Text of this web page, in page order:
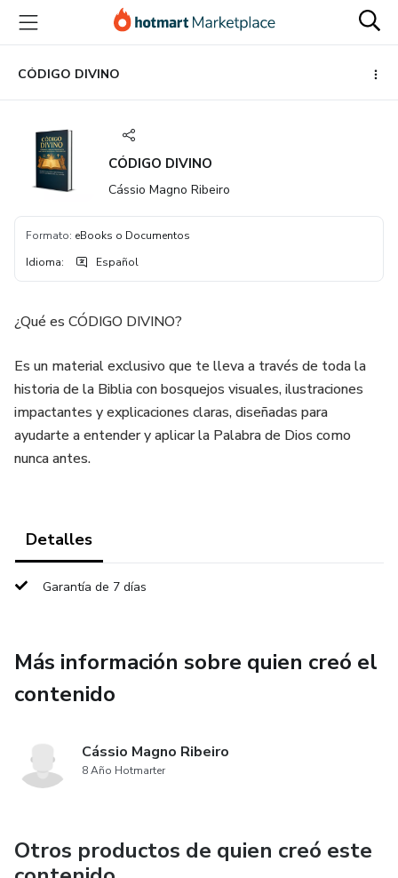
principal
página
de
página
CÓDIGO DIVINO
CÓDIGO DIVINO
Cássio Magno Ribeiro
Formato: eBooks o Documentos
Idioma: Español
¿Qué es CÓDIGO DIVINO?
Es un material exclusivo que te lleva a través de toda la
historia de la Biblia con bosquejos visuales, ilustraciones
impactantes y explicaciones claras, diseñadas para
ayudarte a entender y aplicar la Palabra de Dios como
nunca antes.
Detalles
Garantía de 7 días
Más información sobre quien creó el
contenido
Cássio Magno Ribeiro
8 Año Hotmarter
Otros productos de quien creó este